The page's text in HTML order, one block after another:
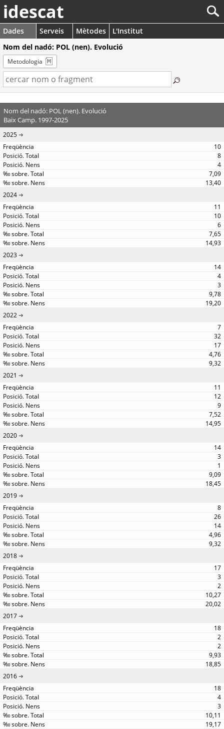
idescat
Dades Serveis Mètodes
L'Institut
Nom del nadó: POL (nen). Evolució
Metodologia
Nom del nadó: POL (nen). Evolució
Baix Camp. 1997-2025
2025
10
8
4
7,09
13,40
2024
11
10
6
7,65
14,93
2023
14
4
3
9,78
19,20
2022
7
32
17
4,76
9,32
2021
11
12
9
7,52
14,95
2020
14
3
1
9,09
18,45
2019
8
26
14
4,96
9,32
2018
17
3
2
10,27
20,02
2017
18
2
2
9,93
18,85
2016
18
4
3
10,11
19,17